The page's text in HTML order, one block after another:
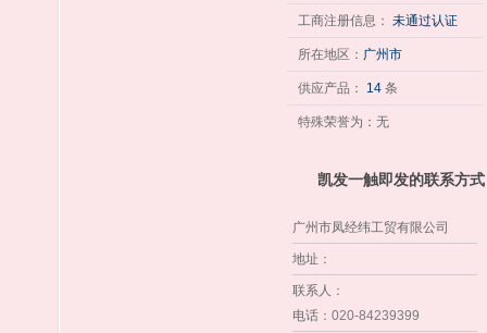
工商注册信息： 未通过认证
所在地区： 广州市
供应产品： 14 条
特殊荣誉为：无
凯发一触即发的联系方式
广州市凤经纬工贸有限公司
地址 ：
联系人 ：
电话 ：020-84239399